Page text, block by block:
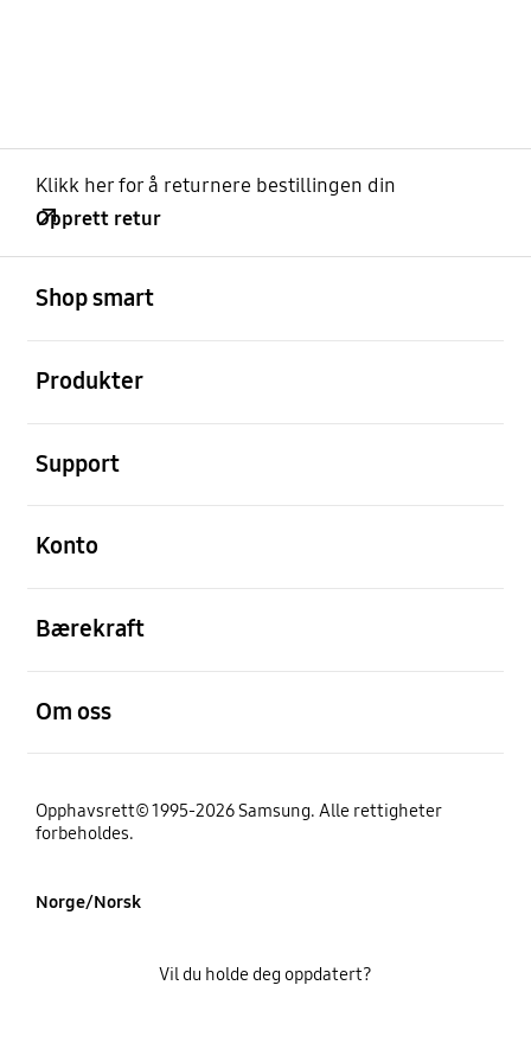
Klikk her for å returnere bestillingen din
Opprett retur
Shop smart
Produkter
Support
Konto
Bærekraft
Om oss
Opphavsrett© 1995-2026 Samsung. Alle rettigheter
forbeholdes.
Norge/Norsk
Vil du holde deg oppdatert?